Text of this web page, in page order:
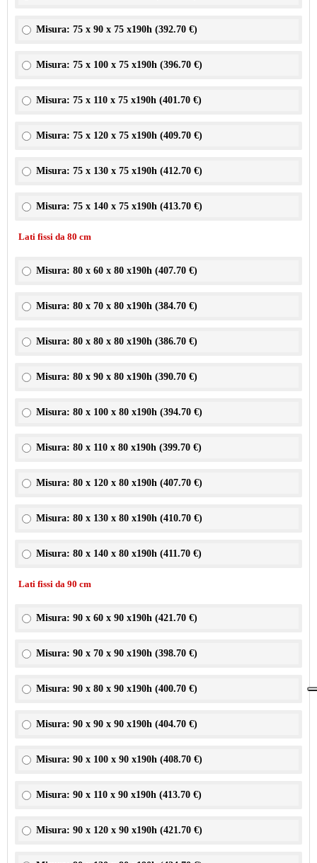
Misura: 75 x 90 x 75 x190h (392.70 €)
Misura: 75 x 100 x 75 x190h (396.70 €)
Misura: 75 x 110 x 75 x190h (401.70 €)
Misura: 75 x 120 x 75 x190h (409.70 €)
Misura: 75 x 130 x 75 x190h (412.70 €)
Misura: 75 x 140 x 75 x190h (413.70 €)
Lati fissi da 80 cm
Misura: 80 x 60 x 80 x190h (407.70 €)
Misura: 80 x 70 x 80 x190h (384.70 €)
Misura: 80 x 80 x 80 x190h (386.70 €)
Misura: 80 x 90 x 80 x190h (390.70 €)
Misura: 80 x 100 x 80 x190h (394.70 €)
Misura: 80 x 110 x 80 x190h (399.70 €)
Misura: 80 x 120 x 80 x190h (407.70 €)
Misura: 80 x 130 x 80 x190h (410.70 €)
Misura: 80 x 140 x 80 x190h (411.70 €)
Lati fissi da 90 cm
Misura: 90 x 60 x 90 x190h (421.70 €)
Misura: 90 x 70 x 90 x190h (398.70 €)
Misura: 90 x 80 x 90 x190h (400.70 €)
Misura: 90 x 90 x 90 x190h (404.70 €)
Misura: 90 x 100 x 90 x190h (408.70 €)
Misura: 90 x 110 x 90 x190h (413.70 €)
Misura: 90 x 120 x 90 x190h (421.70 €)